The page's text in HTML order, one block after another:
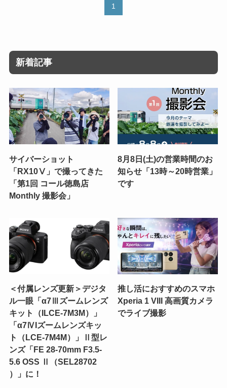
1
新着記事
サイバーショット
「RX10Ⅴ」で撮ってきた
「第1回 コール徳島店
Monthly 撮影会」
8月8日(土)の営業時間のお
知らせ「13時～20時営業」
です
＜付属レンズ更新＞デジタ
ル一眼「α7Ⅲズームレンズ
キット（ILCE-7M3M）」
「α7ⅣIズームレンズキッ
ト（LCE-7M4M）」Ⅱ型レ
ンズ「FE 28-70mm F3.5-
5.6 OSS Ⅱ（SEL28702
）」に！
推し活におすすめのスマホ
Xperia 1 VIII 高画質カメラ
でライブ撮影